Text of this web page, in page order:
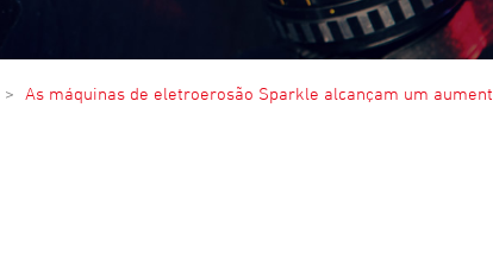
As máquinas de eletroerosão Sparkle alcançam um